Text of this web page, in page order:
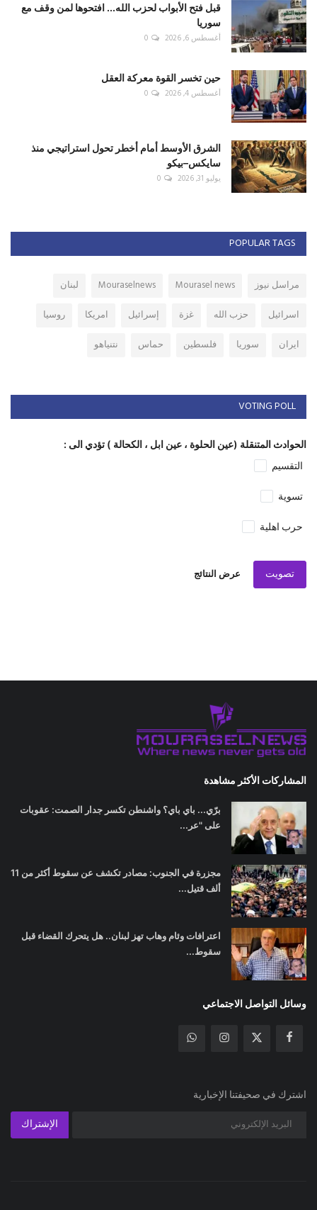
قبل فتح الأبواب لحزب الله... افتحوها لمن وقف مع
سوريا
أغسطس 6, 2026 0
حين تخسر القوة معركة العقل
أغسطس 4, 2026 0
الشرق الأوسط أمام أخطر تحول استراتيجي منذ
سايكس–بيكو
يوليو 31, 2026 0
POPULAR TAGS
مراسل نيوز Mourasel news
Mouraselnews
لبنان
اسرائيل
حزب الله غزة إسرائيل امريكا
روسيا
ايران
سوريا فلسطين حماس نتنياهو
VOTING POLL
الحوادث المتنقلة (عين الحلوة ، عين ابل ، الكحالة ) تؤدي الى :
التقسيم
تسوية
حرب اهلية
تصويت عرض النتائج
المشاركات الأكثر مشاهدة
برّي... باي باي؟ واشنطن تكسر جدار الصمت: عقوبات
على "عر...
مجزرة في الجنوب: مصادر تكشف عن سقوط أكثر من 11
ألف قتيل...
اعترافات وئام وهاب تهز لبنان.. هل يتحرك القضاء قبل
سقوط...
وسائل التواصل الاجتماعي
اشترك في صحيفتنا الإخبارية
الإشتراك